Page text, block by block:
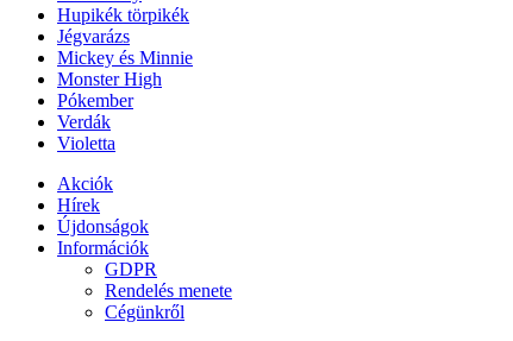
Hupikék törpikék
Jégvarázs
Mickey és Minnie
Monster High
Pókember
Verdák
Violetta
Akciók
Hírek
Újdonságok
Információk
GDPR
Rendelés menete
Cégünkről